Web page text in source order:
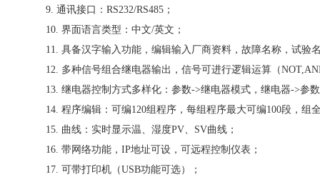
9. 通讯接口：RS232/RS485；
10. 界面语言类型：中文/英文；
11. 具备汉字输入功能，编辑输入厂商资料，故障名称，试验
12. 多种信号组合继电器输出，信号可进行逻辑运算（
13. 继电器控制方式多样化：参数->继电器模式，继电器->参
14. 程序编辑：可编120组程序，每组程序最大可编100段，组
15. 曲线：实时显示温、湿度PV、SV曲线；
16. 带网络功能，IP地址可设，可远程控制仪表；
17. 可带打印机（USB功能可选）；